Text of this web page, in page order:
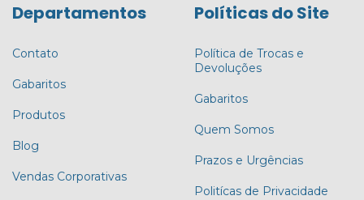
Departamentos
Contato
Gabaritos
Produtos
Blog
Vendas Corporativas
Políticas do Site
Política de Trocas e
Devoluções
Gabaritos
Quem Somos
Prazos e Urgências
Politícas de Privacidade